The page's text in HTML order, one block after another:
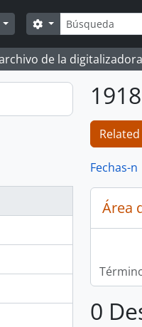
Búsqueda
Search options
de la digitalizadora
1918
Fechas-n
Área
0